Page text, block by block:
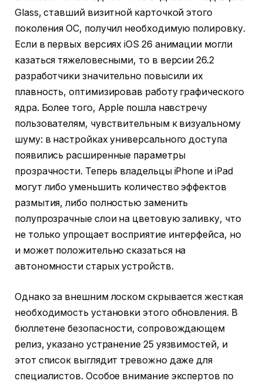
Glass, ставший визитной карточкой этого
поколения ОС, получил необходимую полировку.
Если в первых версиях iOS 26 анимации могли
казаться тяжеловесными, то в версии 26.2
разработчики значительно повысили их
плавность, оптимизировав работу графического
ядра. Более того, Apple пошла навстречу
пользователям, чувствительным к визуальному
шуму: в настройках универсального доступа
появились расширенные параметры
прозрачности. Теперь владельцы iPhone и iPad
могут либо уменьшить количество эффектов
размытия, либо полностью заменить
полупрозрачные слои на цветовую заливку, что
не только упрощает восприятие интерфейса, но
и может положительно сказаться на
автономности старых устройств.
Однако за внешним лоском скрывается жесткая
необходимость установки этого обновления. В
бюллетене безопасности, сопровождающем
релиз, указано устранение 25 уязвимостей, и
этот список выглядит тревожно даже для
специалистов. Особое внимание экспертов по